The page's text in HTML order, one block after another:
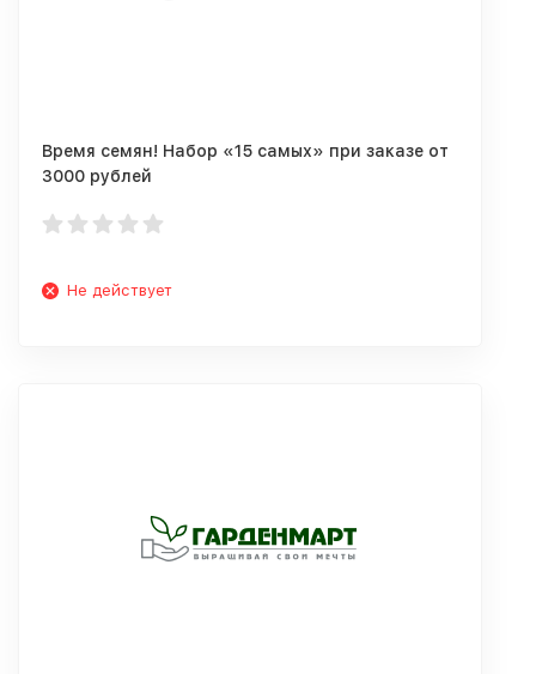
Время семян! Набор «15 самых» при заказе от
3000 рублей
Не действует